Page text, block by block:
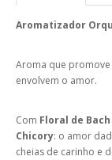
Aromatizador
Aroma que
envolvem o amor.
Com Floral de
Chicory: o amor
cheias de carinho e